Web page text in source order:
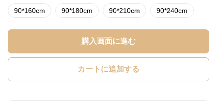
90*160cm 90*180cm 90*210cm 90*240cm
購入画面に進む
カートに追加する